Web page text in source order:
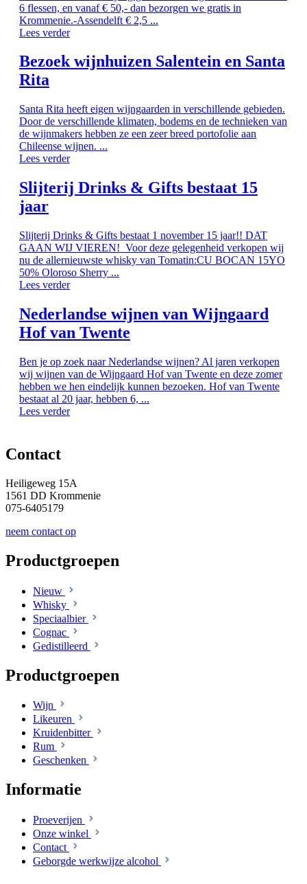
6 flessen, en vanaf € 50,- dan bezorgen we gratis in
Krommenie.-Assendelft € 2,5 ...
Lees verder
Bezoek wijnhuizen Salentein en Santa
Rita
Santa Rita heeft eigen wijngaarden in verschillende gebieden.
Door de verschillende klimaten, bodems en de technieken van
de wijnmakers hebben ze een zeer breed portofolie aan
Chileense wijnen. ...
Lees verder
Slijterij Drinks & Gifts bestaat 15
jaar
Slijterij Drinks & Gifts bestaat 1 november 15 jaar!! DAT
GAAN WIJ VIEREN! Voor deze gelegenheid verkopen wij
nu de allernieuwste whisky van Tomatin:CU BOCAN 15YO
50% Oloroso Sherry ...
Lees verder
Nederlandse wijnen van Wijngaard
Hof van Twente
Ben je op zoek naar Nederlandse wijnen? Al jaren verkopen
wij wijnen van de Wijngaard Hof van Twente en deze zomer
hebben we hen eindelijk kunnen bezoeken. Hof van Twente
bestaat al 20 jaar, hebben 6, ...
Lees verder
Contact
Heiligeweg 15A
1561 DD Krommenie
075-6405179
neem contact op
Productgroepen
Nieuw
Whisky
Speciaalbier
Cognac
Gedistilleerd
Productgroepen
Wijn
Likeuren
Kruidenbitter
Rum
Geschenken
Informatie
Proeverijen
Onze winkel
Contact
Geborgde werkwijze alcohol